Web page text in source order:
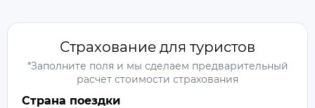
Страхование для туристов
*Заполните поля и мы сделаем предварительный
расчет стоимости страхования
Страна поездки